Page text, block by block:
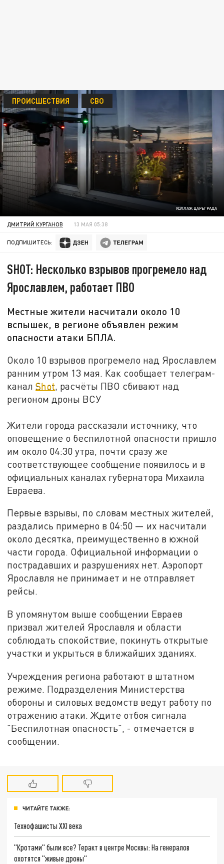
КОЛЛАЖ ЦАРЬГРАДА
ПРОИСШЕСТВИЯ СВО
ДМИТРИЙ КУРГАНОВ 13 МАЯ 05:38
ПОДПИШИТЕСЬ:
SHOT: Несколько взрывов прогремело над
Ярославлем, работает ПВО
Местные жители насчитали около 10
вспышек, в регионе объявлен режим
опасности атаки БПЛА.
Около 10 взрывов прогремело над Ярославлем
ранним утром 13 мая. Как сообщает телеграм-
каналShot, расчёты ПВО сбивают над
регионом дроны ВСУ
Жители города рассказали источнику, что
оповещение о беспилотной опасности пришло
им около 04:30 утра, почти сразу же
соответствующее сообщение появилось и в
официальных каналах губернатора Михаила
Евраева.
Первые взрывы, по словам местных жителей,
раздались примерно в 04:50 — их насчитали
около десятка, преимущественно в южной
части города. Официальной информации о
пострадавших и разрушениях нет. Аэропорт
Ярославля не принимает и не отправляет
рейсы.
В упомянутом выше сообщении Евраев
призвал жителей Ярославля и области
соблюдать спокойствие, покинуть открытые
участки и укрыться в ближайших зданиях.
Учреждения региона работают в штатном
режиме. Подразделения Министерства
обороны и силовых ведомств ведут работу по
отражению атаки. Ждите отбоя сигнала
"Беспилотная опасность", - отмечается в
сообщении.
ЧИТАЙТЕ ТАКЖЕ:
Технофашисты XXI века
"Кротами" были все? Теракт в центре Москвы: На генералов
охотятся "живые дроны"